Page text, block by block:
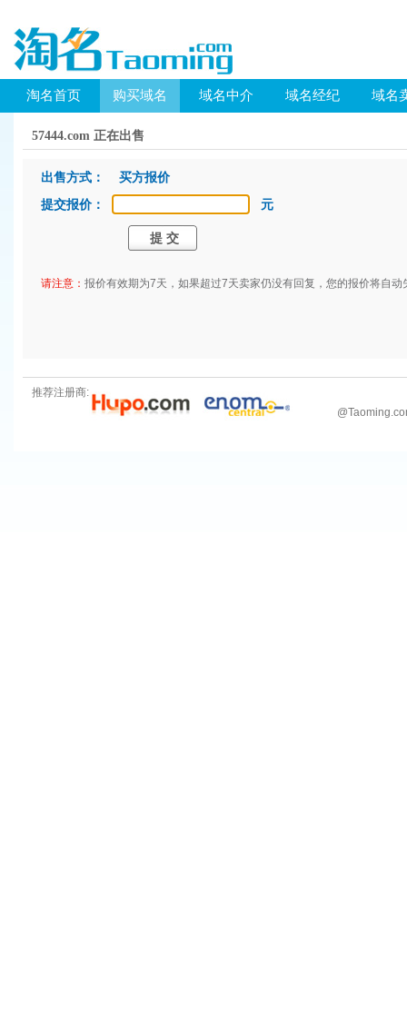
淘名首页 购买域名 域名中介 域名经纪 域名
57444.com 正在出售
出售方式： 买方报价
提交报价：
元
请注意： 报价有效期为7天，如果超过7天卖家仍没有回复，您的报价将自动
推荐注册商:
@